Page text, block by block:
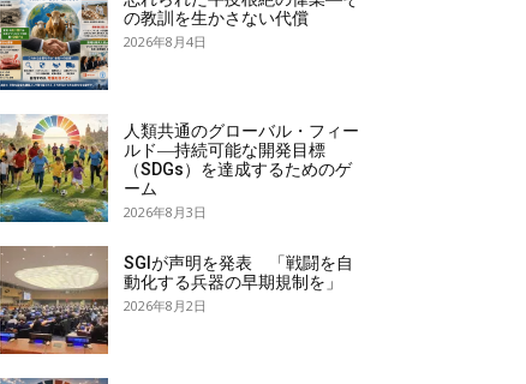
の教訓を生かさない代償
2026年8月4日
人類共通のグローバル・フィー
ルド―持続可能な開発目標
（SDGs）を達成するためのゲ
ーム
2026年8月3日
SGIが声明を発表 「戦闘を自
動化する兵器の早期規制を」
2026年8月2日